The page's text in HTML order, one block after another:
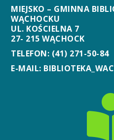
MIEJSKO – GMINNA
WĄCHOCKU
UL. KOŚCIELNA 7
27- 215 WĄCHOCK
TELEFON: (41) 271-50-84
E-MAIL: